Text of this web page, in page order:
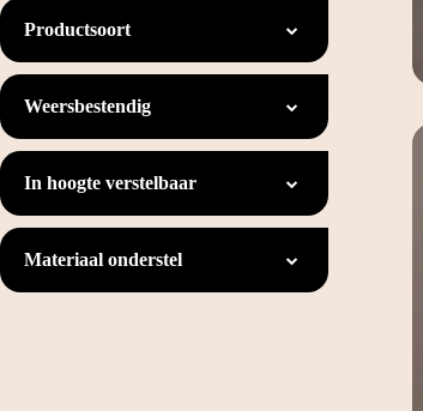
Productsoort
Weersbestendig
In hoogte verstelbaar
Materiaal onderstel